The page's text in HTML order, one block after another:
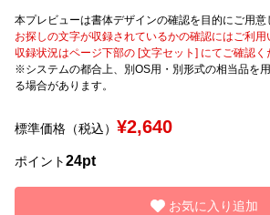
文字種類
価格帯
〜
本プレビューは書体デザインの確認を目的にご用意
お探しの文字が収録されているかの確認にはご利
収録状況はページ下部の [文字セット] にてご確認く
※システムの都合上、別OS用・別形式の相当品を
る場合があります。
標準価格（税込） ¥2,640
ポイント24pt
お気に入り追加